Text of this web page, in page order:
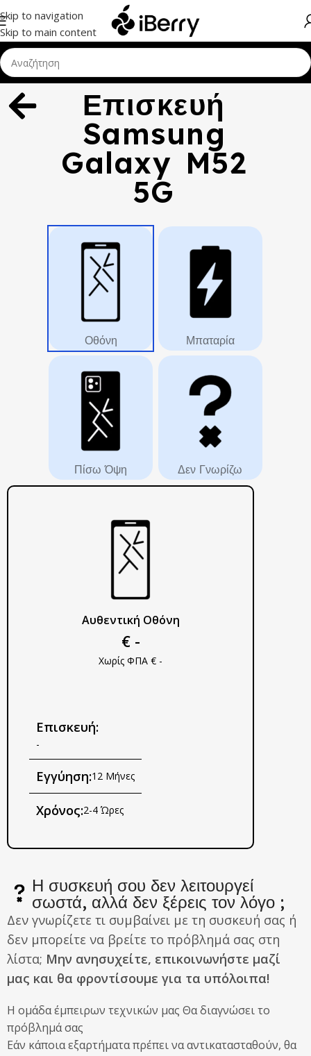
Skip to navigation
Skip to main content
Επισκευή
Samsung
Galaxy M52
5G
Οθόνη Μπαταρία
Πίσω Όψη Δεν Γνωρίζω
Αυθεντική Οθόνη
€ -
Χωρίς ΦΠΑ € -
Επισκευή:
-
Εγγύηση:12 Μήνες
Χρόνος:2-4 Ώρες
Η συσκευή σου δεν λειτουργεί
σωστά, αλλά δεν ξέρεις τον λόγο ;
Δεν γνωρίζετε τι συμβαίνει με τη συσκευή σας ή
δεν μπορείτε να βρείτε το πρόβλημά σας στη
λίστα; Μην ανησυχείτε, επικοινωνήστε μαζί
μας και θα φροντίσουμε για τα υπόλοιπα!
Η ομάδα έμπειρων τεχνικών μας Θα διαγνώσει το
πρόβλημά σας
Εάν κάποια εξαρτήματα πρέπει να αντικατασταθούν, θα